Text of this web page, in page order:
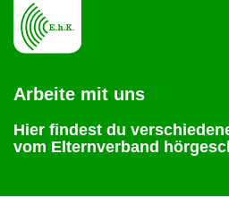
Arbeite mit uns
Hier findest du
vom Elternverband